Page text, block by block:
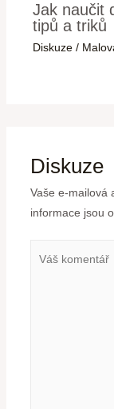
Jak naučit
tipů a triků
Diskuze /
Diskuze
Vaše e-mailová
informace jsou